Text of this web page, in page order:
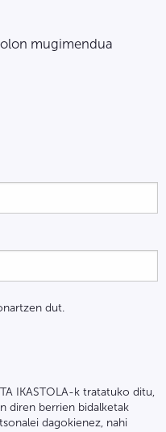
mugimendua
dut.
IKASTOLA-k tratatuko ditu,
diren berrien bidalketak
dagokienez, nahi